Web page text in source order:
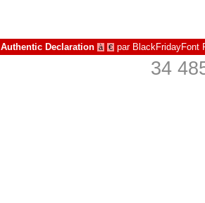
Authentic Declaration à € par BlackFridayFont
34